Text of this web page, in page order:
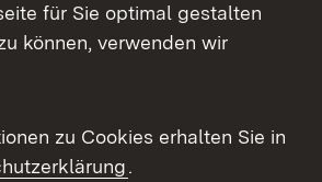
für Sie optimal gestalten
können, verwenden wir
zu Cookies erhalten Sie in
.